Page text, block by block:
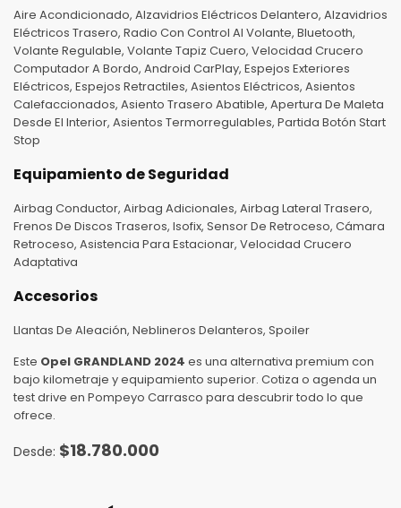
Aire Acondicionado, Alzavidrios Eléctricos Delantero, Alzavidrios
Eléctricos Trasero, Radio Con Control Al Volante, Bluetooth,
Volante Regulable, Volante Tapiz Cuero, Velocidad Crucero
Computador A Bordo, Android CarPlay, Espejos Exteriores
Eléctricos, Espejos Retractiles, Asientos Eléctricos, Asientos
Calefaccionados, Asiento Trasero Abatible, Apertura De Maleta
Desde El Interior, Asientos Termorregulables, Partida Botón Start
Stop
Equipamiento de Seguridad
Airbag Conductor, Airbag Adicionales, Airbag Lateral Trasero,
Frenos De Discos Traseros, Isofix, Sensor De Retroceso, Cámara
Retroceso, Asistencia Para Estacionar, Velocidad Crucero
Adaptativa
Accesorios
Llantas De Aleación, Neblineros Delanteros, Spoiler
Este Opel GRANDLAND 2024 es una alternativa premium con
bajo kilometraje y equipamiento superior. Cotiza o agenda un
test drive en Pompeyo Carrasco para descubrir todo lo que
ofrece.
$18.780.000